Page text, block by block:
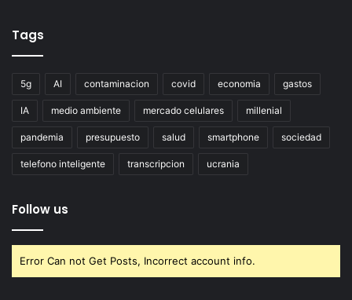
Tags
5g AI contaminacion covid economia gastos
IA medio ambiente mercado celulares millenial
pandemia presupuesto salud smartphone sociedad
telefono inteligente transcripcion ucrania
Follow us
Error Can not Get Posts, Incorrect account info.